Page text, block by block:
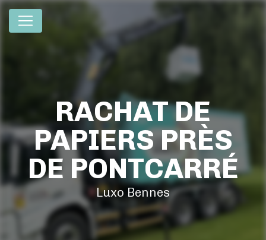
RACHAT DE
PAPIERS PRÈS
DE PONTCARRÉ
Luxo Bennes
Panneau de gestion des cookies